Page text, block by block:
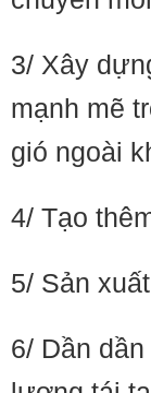
3/ Xây
mạnh mẽ
gió ngoài
4/ Tạo
5/ Sản
6/ Dần